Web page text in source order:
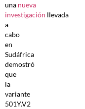
una nueva
investigación llevada
a
cabo
en
Sudáfrica
demostró
que
la
variante
501Y.V2